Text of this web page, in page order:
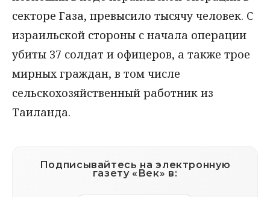
секторе Газа, превысило тысячу человек. С
израильской стороны с начала операции
убиты 37 солдат и офицеров, а также трое
мирных граждан, в том числе
сельскохозяйственный работник из
Таиланда.
Подписывайтесь на электронную
газету «Век» в: